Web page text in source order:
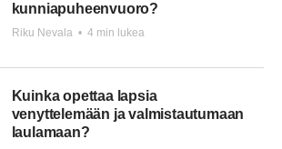
kunniapuheenvuoro?
Riku Nevala • 4 min lukea
Kuinka opettaa lapsia
venyttelemään ja valmistautumaan
laulamaan?